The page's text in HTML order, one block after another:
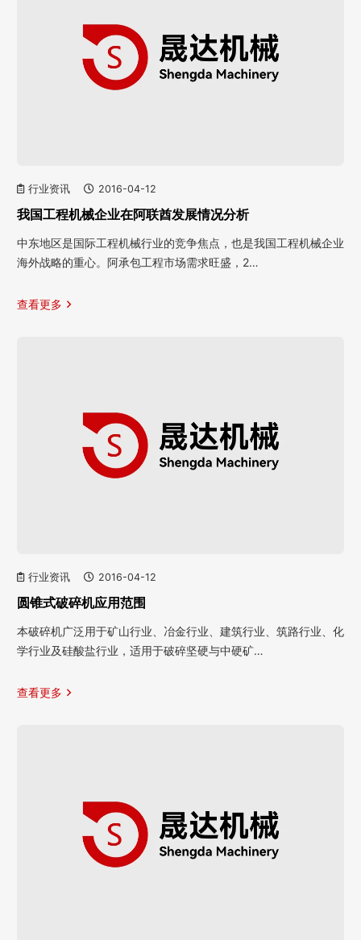
行业资讯 2016-04-12
我国工程机械企业在阿联酋发展情况分析
中东地区是国际工程机械行业的竞争焦点，也是我国工程机械企业
海外战略的重心。阿承包工程市场需求旺盛，2…
查看更多
行业资讯 2016-04-12
圆锥式破碎机应用范围
本破碎机广泛用于矿山行业、冶金行业、建筑行业、筑路行业、化
学行业及硅酸盐行业，适用于破碎坚硬与中硬矿…
查看更多